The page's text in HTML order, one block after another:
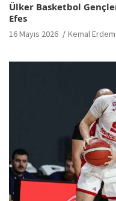
Ülker Basketbol
Efes
16 Mayıs 2026 Kemal Erdem